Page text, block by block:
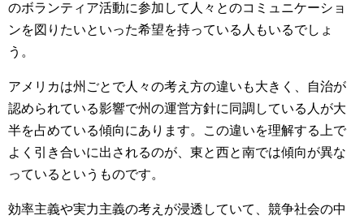
のボランティア活動に参加して人々とのコミュニケーショ
ンを図りたいといった希望を持っている人もいるでしょ
う。
アメリカは州ごとで人々の考え方の違いも大きく、自治が
認められている影響で州の運営方針に同調している人が大
半を占めている傾向にあります。この違いを理解する上で
よく引き合いに出されるのが、東と西と南では傾向が異な
っているというものです。
効率主義や実力主義の考えが浸透していて、競争社会の中